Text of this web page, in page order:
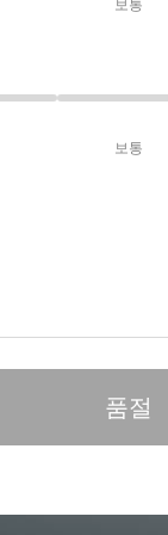
보통
품절